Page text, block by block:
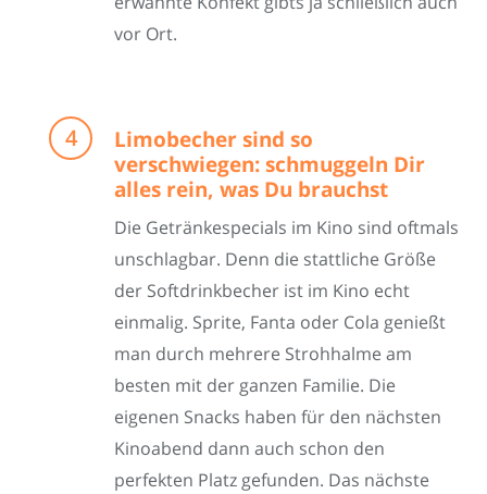
vor Ort.
Limobecher sind so
verschwiegen: schmuggeln Dir
alles rein, was Du brauchst
Die Getränkespecials im Kino sind oftmals
unschlagbar. Denn die stattliche Größe
der Softdrinkbecher ist im Kino echt
einmalig. Sprite, Fanta oder Cola genießt
man durch mehrere Strohhalme am
besten mit der ganzen Familie. Die
eigenen Snacks haben für den nächsten
Kinoabend dann auch schon den
perfekten Platz gefunden. Das nächste